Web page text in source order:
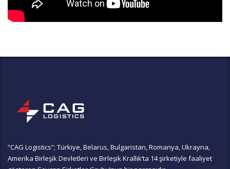
“CAG Logistics”; Türkiye, Belarus, Bulgaristan, Romanya, Ukrayna,
Amerika Birleşik Devletleri ve Birleşik Krallık’ta 14 şirketiyle faaliyet